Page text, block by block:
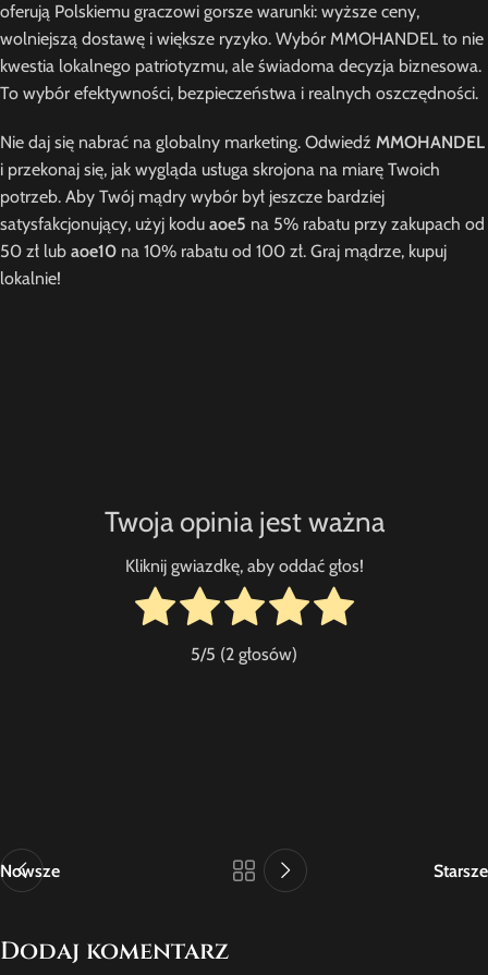
oferują Polskiemu graczowi gorsze warunki: wyższe ceny,
wolniejszą dostawę i większe ryzyko. Wybór MMOHANDEL to nie
kwestia lokalnego patriotyzmu, ale świadoma decyzja biznesowa.
To wybór efektywności, bezpieczeństwa i realnych oszczędności.
Nie daj się nabrać na globalny marketing. Odwiedź MMOHANDEL
i przekonaj się, jak wygląda usługa skrojona na miarę Twoich
potrzeb. Aby Twój mądry wybór był jeszcze bardziej
satysfakcjonujący, użyj kodu aoe5 na 5% rabatu przy zakupach od
50 zł lub aoe10 na 10% rabatu od 100 zł. Graj mądrze, kupuj
lokalnie!
Twoja opinia jest ważna
Kliknij gwiazdkę, aby oddać głos!
5/5 (2 głosów)
Nowsze Starsze
Dodaj komentarz